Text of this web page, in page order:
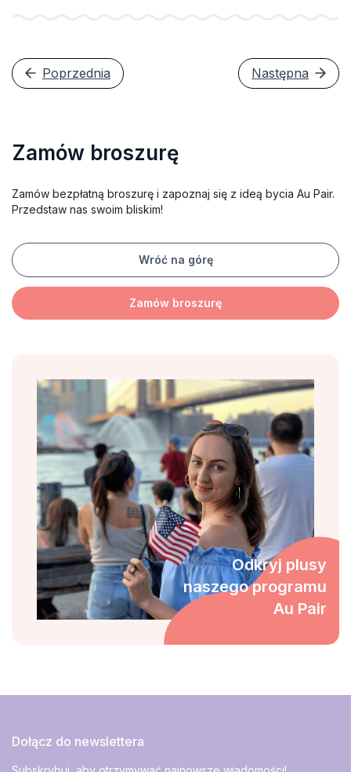
Poprzednia Następna
Zamów broszurę
Zamów bezpłatną broszurę i zapoznaj się z ideą bycia Au Pair.
Przedstaw nas swoim bliskim!
Wróć na górę
Zamów broszurę
Odkryj plusy
naszego programu
Au Pair
Dołącz do newslettera